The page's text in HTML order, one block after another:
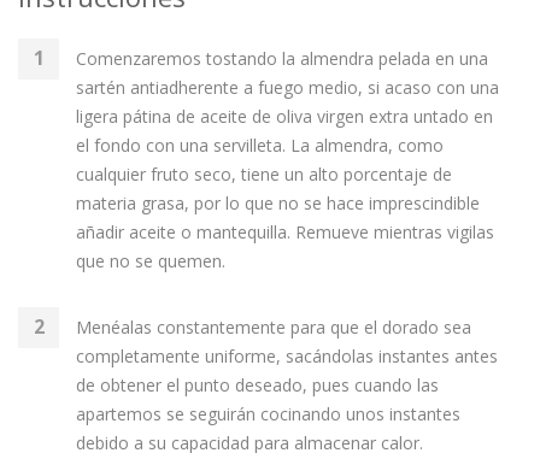
Comenzaremos tostando la almendra pelada en una
sartén antiadherente a fuego medio, si acaso con una
ligera pátina de aceite de oliva virgen extra untado en
el fondo con una servilleta. La almendra, como
cualquier fruto seco, tiene un alto porcentaje de
materia grasa, por lo que no se hace imprescindible
añadir aceite o mantequilla. Remueve mientras vigilas
que no se quemen.
Menéalas constantemente para que el dorado sea
completamente uniforme, sacándolas instantes antes
de obtener el punto deseado, pues cuando las
apartemos se seguirán cocinando unos instantes
debido a su capacidad para almacenar calor.